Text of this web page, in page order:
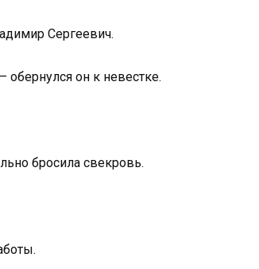
Сергеевич.
обернулся он к невестке.
бросила свекровь.